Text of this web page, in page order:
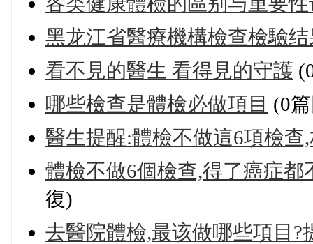
黑龙江省醫療機構檢查檢驗
看不見的醫生 看得見的守護
哪些檢查是體檢必做項目 (0
醫生提醒:體檢不做這6項檢
體檢不做6個檢查,得了癌症
復)
去醫院體檢,最该做哪些項目?